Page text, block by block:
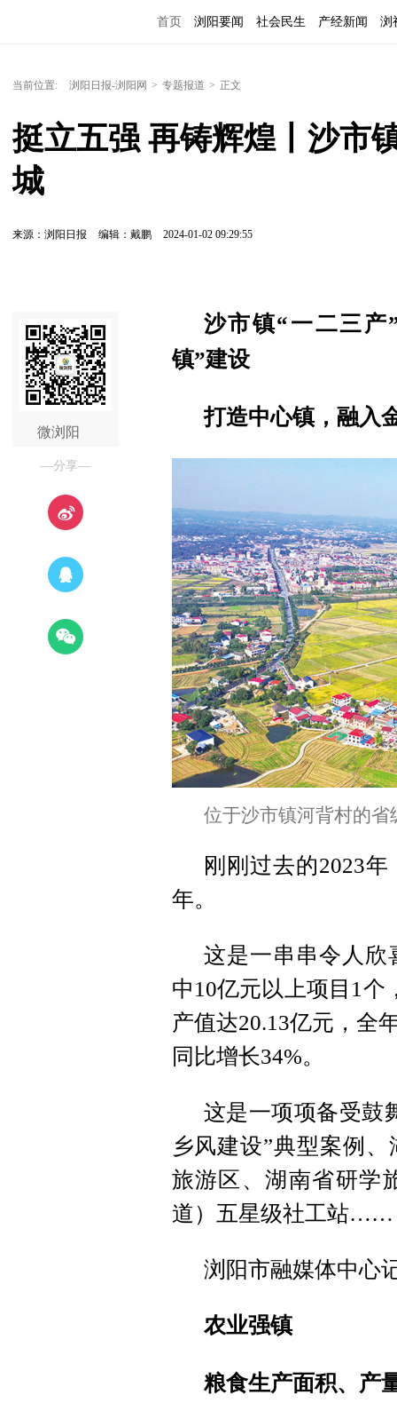
首页 浏阳要闻 社会民生 产经新闻 浏
当前位置: 浏阳日报-浏阳网 > 专题报道 > 正文
挺立五强 再铸辉煌丨沙市
城
来源：浏阳日报 编辑：戴鹏 2024-01-02 09:29:55
微浏阳
—分享—
沙市镇“一二三产
镇”建设
打造中心镇，融入
位于沙市镇河背村的
刚刚过去的2023
年。
这是一串串令人欣
中10亿元以上项目1个
产值达20.13亿元，全
同比增长34%。
这是一项项备受鼓
乡风建设”典型案例
旅游区、湖南省研学
道）五星级社工站……
浏阳市融媒体中心
农业强镇
粮食生产面积、产